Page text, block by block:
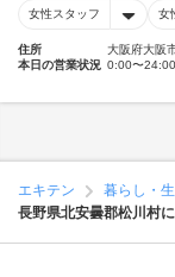
女性スタッフ 女
住所
大阪府大阪
本日の営業状況 0:00〜24:00
エキテン 暮らし・
長野県北安曇郡松川村